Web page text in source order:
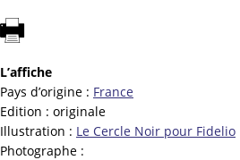
L’affiche
Pays d’origine : France
Edition : originale
Illustration : Le Cercle Noir pour Fidelio
Photographe :